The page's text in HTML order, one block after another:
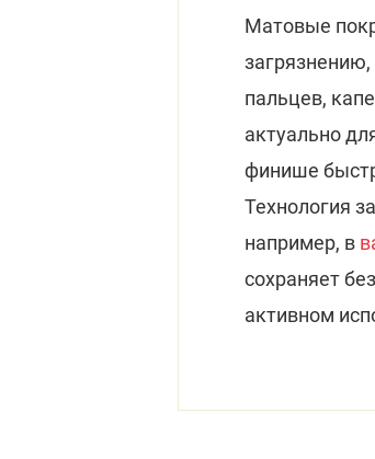
Матовые
загрязнению,
пальцев,
актуально
финише
Технология
например, в
сохраняет
активном